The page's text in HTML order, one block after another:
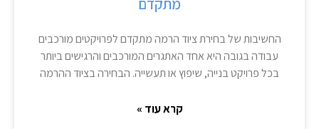
מתקדם
החשיבות של בחירת ציוד הרמה מתקדם לפרויקטים מורכבים
עבודה בגובה היא אחד האתגרים המורכבים והרגישים ביותר
בכל פרויקט בנייה, שיפוץ או תעשייה. הבחירה בציוד ההרמה
קרא עוד »